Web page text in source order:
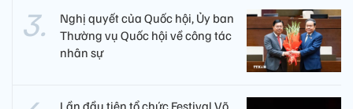
Nghị quyết của Quốc hội, Ủy ban
Thường vụ Quốc hội về công tác
nhân sự